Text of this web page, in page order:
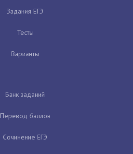
Задания ЕГЭ
Тесты
Варианты
Банк заданий
Перевод баллов
Сочинение ЕГЭ